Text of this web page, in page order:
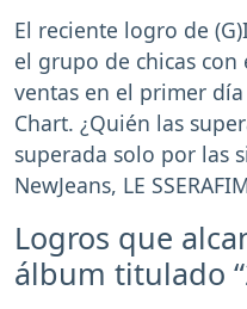
El reciente logro de
el grupo de chicas
ventas en el primer
Chart. ¿Quién las
superada solo por las
NewJeans, LE
Logros que
álbum titulado